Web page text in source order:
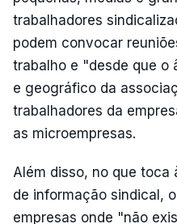
trabalhadores
podem convocar
trabalho e "desde que o
e geográfico da
trabalhadores da
as microempresas.
Além disso, no que
de informação sindical,
empresas onde "não